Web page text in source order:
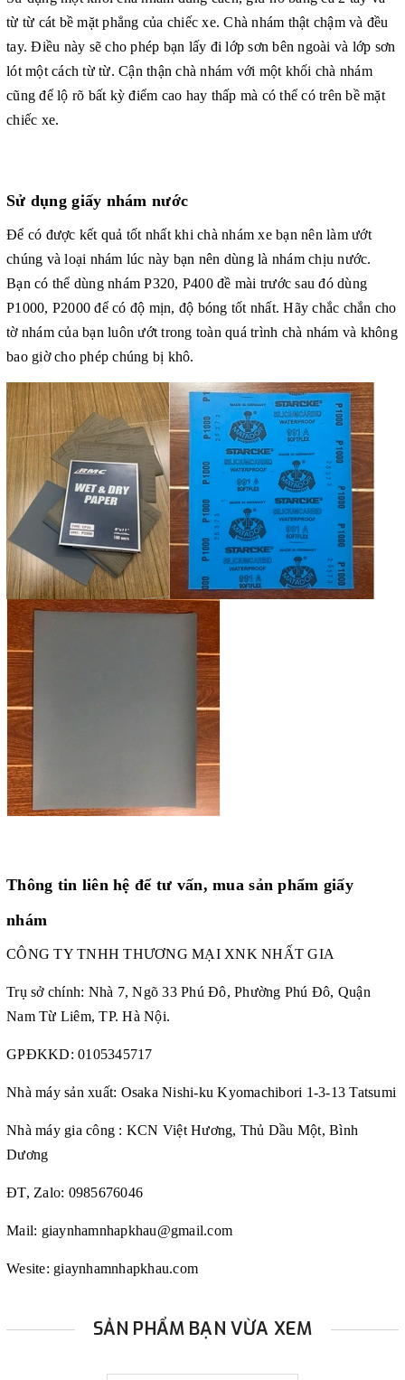
tín, hiệu quả đến từng mm cho quý khách hàng. Với các tính
năng bền đẹp, tuổi thọ cao sẽ nhanh chóng nhận được sự quan
tâm sâu sắc của các doanh nghiệp cùng ngành cũng như các
nhà tiêu dùng trong nước và thế giới. “Chất lượng sản phẩm tốt,
giá thành phù hợp, tinh thần phục vụ chu đáo” đã trở thành
phương châm hành động của công ty. Dưới sự chỉ đạo của
phương châm này,
từ từ cát bề mặt phẳng của chiếc xe. Chà nhám thật chậm và đều
tay. Điều này sẽ cho phép bạn lấy đi lớp sơn bên ngoài và lớp sơn
lót một cách từ từ. Cận thận chà nhám với một khối chà nhám
cũng để lộ rõ bất kỳ điểm cao hay thấp mà có thể có trên bề mặt
chiếc xe.
Sử dụng giấy nhám nước
Để có được kết quả tốt nhất khi chà nhám xe bạn nên làm ướt
chúng và loại nhám lúc này bạn nên dùng là nhám chịu nước.
Bạn có thể dùng nhám P320, P400 đề mài trước sau đó dùng
P1000, P2000 để có độ mịn, độ bóng tốt nhất. Hãy chắc chắn cho
tờ nhám của bạn luôn ướt trong toàn quá trình chà nhám và không
bao giờ cho phép chúng bị khô.
Thông tin liên hệ để tư vấn, mua sản phẩm giấy
nhám
CÔNG TY TNHH THƯƠNG MẠI XNK NHẤT GIA
Trụ sở chính: Nhà 7, Ngõ 33 Phú Đô, Phường Phú Đô, Quận
Nam Từ Liêm, TP. Hà Nội.
GPĐKKD: 0105345717
Nhà máy sản xuất: Osaka Nishi-ku Kyomachibori 1-3-13 Tatsumi
Nhà máy gia công : KCN Việt Hương, Thủ Dầu Một, Bình
Dương
ĐT, Zalo: 0985676046
Mail: giaynhamnhapkhau@gmail.com
Wesite: giaynhamnhapkhau.com
SẢN PHẨM BẠN VỪA XEM